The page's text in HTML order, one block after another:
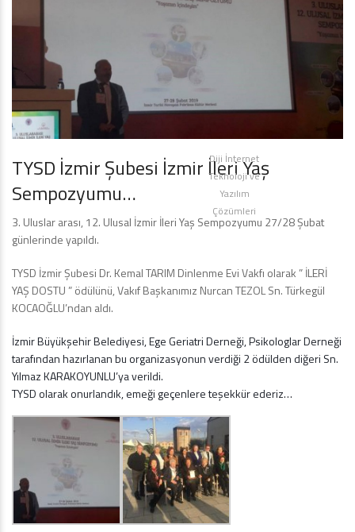
TYSD İzmir Şubesi İzmir İleri Yaş
Sempozyumu…
3. Uluslar arası, 12. Ulusal İzmir İleri Yaş Sempozyumu 27/28 Şubat
günlerinde yapıldı.
TYSD İzmir Şubesi Dr. Kemal TARIM Dinlenme Evi Vakfı olarak ” İLERİ
YAŞ DOSTU ” ödülünü, Vakıf Başkanımız Nurcan TEZOL Sn. Türkegül
KOCAOĞLU’ndan aldı.
İzmir Büyükşehir Belediyesi, Ege Geriatri Derneği, Psikologlar Derneği
tarafından hazırlanan bu organizasyonun verdiği 2 ödülden diğeri Sn.
Yılmaz KARAKOYUNLU’ya verildi.
TYSD olarak onurlandık, emeği geçenlere teşekkür ederiz…
Diji İnternet
Teknoloji ve
Yazılım
Çözümleri